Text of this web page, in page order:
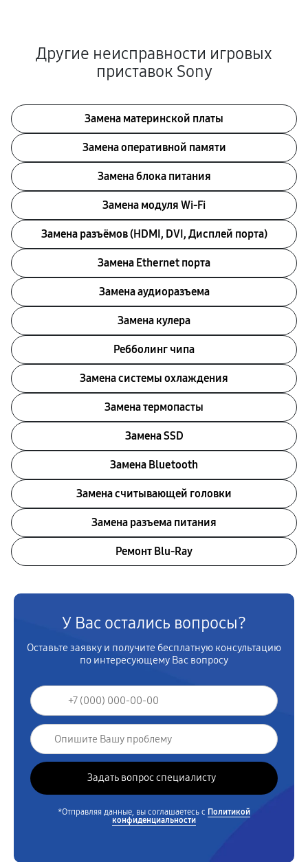
Другие неисправности игровых
приставок Sony
Замена материнской платы
Замена оперативной памяти
Замена блока питания
Замена модуля Wi-Fi
Замена разъёмов (HDMI, DVI, Дисплей порта)
Замена Ethernet порта
Замена аудиоразъема
Замена кулера
Ребболинг чипа
Замена системы охлаждения
Замена термопасты
Замена SSD
Замена Bluetooth
Замена считывающей головки
Замена разъема питания
Ремонт Blu-Ray
У Вас остались вопросы?
Оставьте заявку и получите бесплатную консультацию
по интересующему Вас вопросу
*Отправляя данные, вы соглашаетесь с Политикой
конфиденциальности